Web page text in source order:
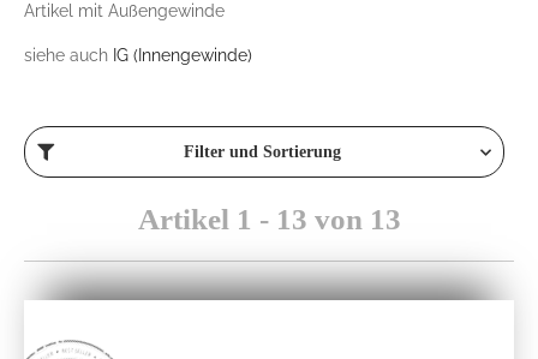
Artikel mit Außengewinde
siehe auch IG (Innengewinde)
Filter und Sortierung
Artikel 1 - 13 von 13